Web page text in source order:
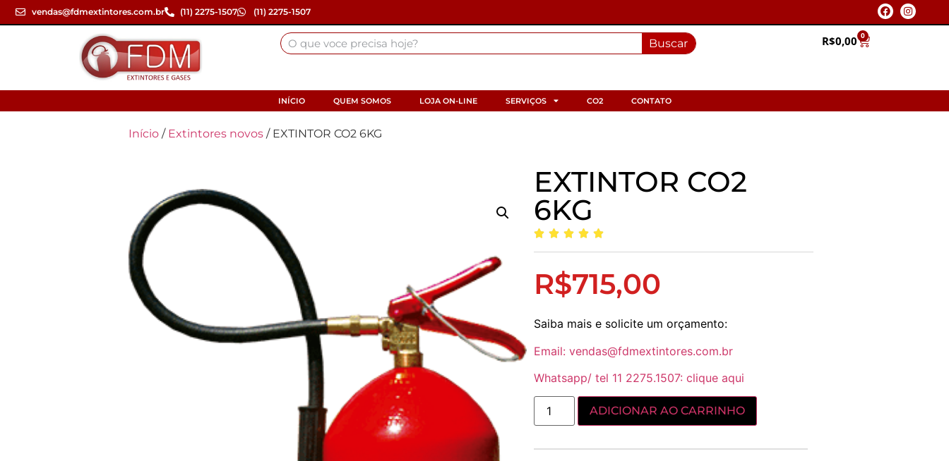
vendas@fdmextintores.com.br (11) 2275-1507 (11) 2275-1507
Buscar R$0,00 0
INÍCIO QUEM SOMOS LOJA ON-LINE SERVIÇOS CO2 CONTATO
Início / Extintores novos / EXTINTOR CO2 6KG
EXTINTOR CO2
6KG
R$715,00
Saiba mais e solicite um orçamento:
Email: vendas@fdmextintores.com.br
Whatsapp/ tel 11 2275.1507: clique aqui
ADICIONAR AO CARRINHO